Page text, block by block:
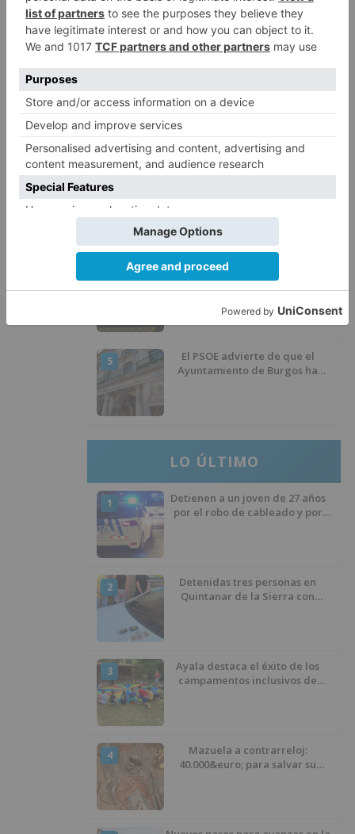
1
Matthew Brennan conquista el
Castillo y se viste de líder en el
estreno de la Vuelta a Burgos
2
Un incendio intencionado
calcina el tobogán del parque
infantil del Barrio del Pilar de
Burgos
3
recibirán 7,5 millones de euros
para impulsar plantas solares
Herido un hombre de 35 años
5
El PSOE advierte de que el
Ayuntamiento de Burgos ha
LO ÚLTIMO
1
Detienen a un joven de 27 años
por el robo de cableado y por
2
Detenidas tres personas en
Quintanar de la Sierra con
3
Ayala destaca el éxito de los
campamentos inclusivos de
4
Mazuela a contrarreloj:
40.000&euro; para salvar su